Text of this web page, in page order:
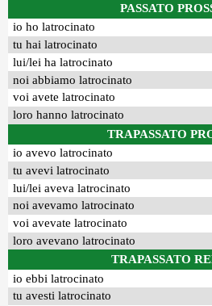
PASSATO
io ho latrocinato
tu hai latrocinato
lui/lei ha latrocinato
noi abbiamo latrocinato
voi avete latrocinato
loro hanno latrocinato
TRAPASSATO
io avevo latrocinato
tu avevi latrocinato
lui/lei aveva latrocinato
noi avevamo latrocinato
voi avevate latrocinato
loro avevano latrocinato
TRAPASSATO
io ebbi latrocinato
tu avesti latrocinato